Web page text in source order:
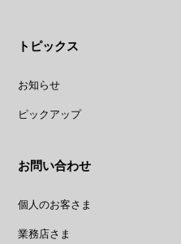
トピックス
お知らせ
ピックアップ
お問い合わせ
個人のお客さま
業務店さま